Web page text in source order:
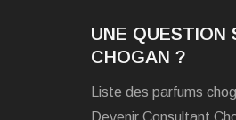
UNE QUESTION
CHOGAN ?
Liste des parfums
Devenir Consultant